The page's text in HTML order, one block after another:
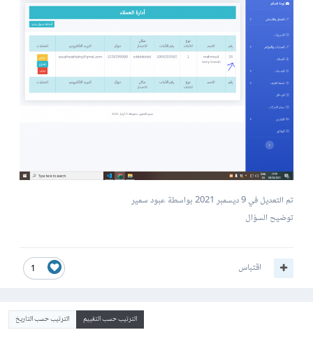
تم التعديل في9 ديسمبر 2021
بواسطة عبود سمير
توضيح السؤال
1 اقتباس
الترتيب حسب التقييم الترتيب حسب التاريخ